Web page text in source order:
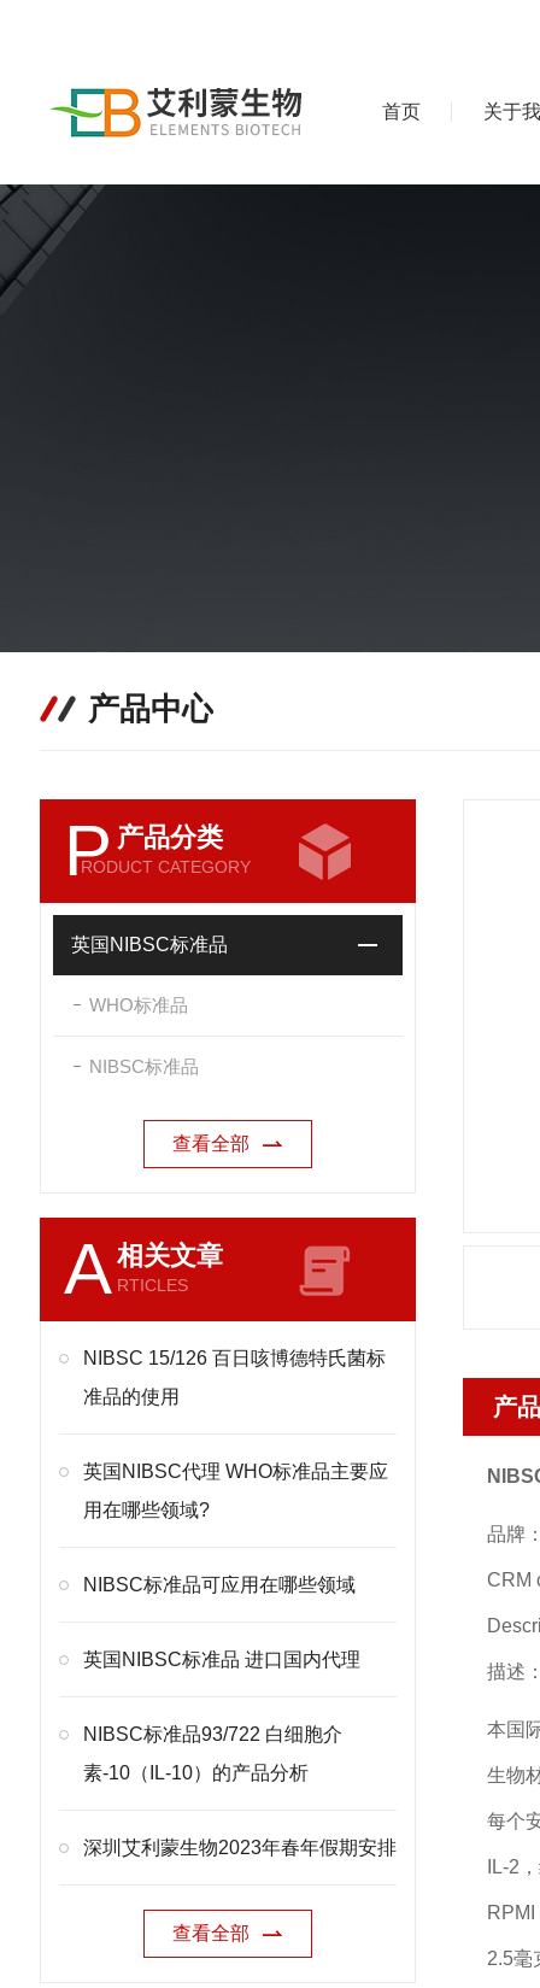
首页 关于
产品中心
P 产品分类
RODUCT CATEGORY
英国NIBSC标准品
WHO标准品
NIBSC标准品
查看全部
A相关文章
RTICLES
NIBSC 15/126 百日咳博德特氏菌标
准品的使用
英国NIBSC代理 WHO标准品主要应
用在哪些领域?
NIBSC标准品可应用在哪些领域
英国NIBSC标准品 进口国内代理
NIBSC标准品93/722 白细胞介
素-10（IL-10）的产品分析
深圳艾利蒙生物2023年春年假期安排
查看全部
产
品牌
CRM
描述
本国
生物
每个
IL-2
2.5毫